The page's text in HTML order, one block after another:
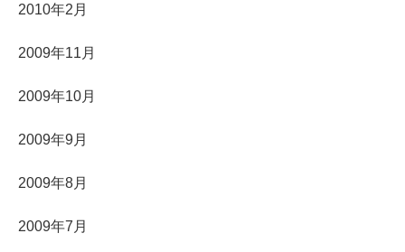
2010年2月
2009年11月
2009年10月
2009年9月
2009年8月
2009年7月